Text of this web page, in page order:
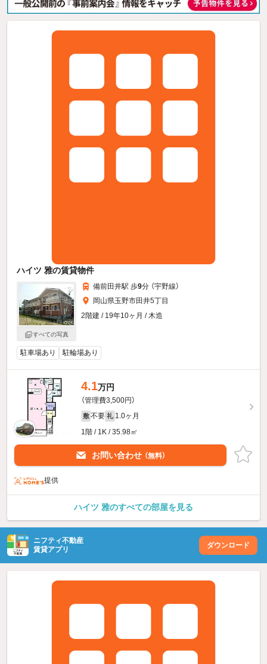
ハイツ 雅の賃貸物件
すべての写真
備前田井駅 歩9分 （宇野線）
岡山県玉野市田井5丁目
2階建 / 19年10ヶ月 / 木造
駐車場あり 駐輪場あり
4.1万円
（管理費3,500円）
敷 不要 礼 1.0ヶ月
1階 / 1K / 35.98㎡
お問い合わせ （無料）
提供
ハイツ 雅のすべての部屋を見る
ニフティ不動産
賃貸アプリ
ダウンロード